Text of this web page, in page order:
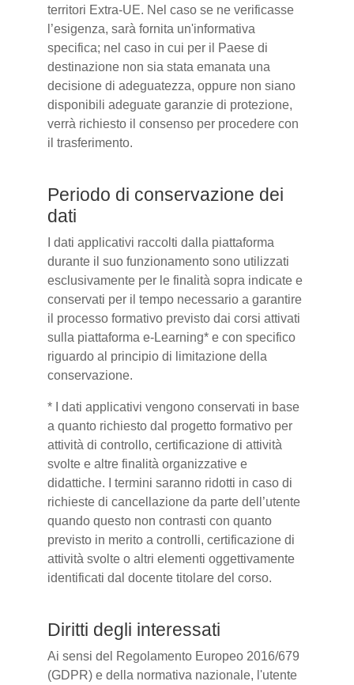
territori Extra-UE. Nel caso se ne verificasse
l’esigenza, sarà fornita un'informativa
specifica; nel caso in cui per il Paese di
destinazione non sia stata emanata una
decisione di adeguatezza, oppure non siano
disponibili adeguate garanzie di protezione,
verrà richiesto il consenso per procedere con
il trasferimento.
Periodo di conservazione dei
dati
I dati applicativi raccolti dalla piattaforma
durante il suo funzionamento sono utilizzati
esclusivamente per le finalità sopra indicate e
conservati per il tempo necessario a garantire
il processo formativo previsto dai corsi attivati
sulla piattaforma e-Learning* e con specifico
riguardo al principio di limitazione della
conservazione.
* I dati applicativi vengono conservati in base
a quanto richiesto dal progetto formativo per
attività di controllo, certificazione di attività
svolte e altre finalità organizzative e
didattiche. I termini saranno ridotti in caso di
richieste di cancellazione da parte dell’utente
quando questo non contrasti con quanto
previsto in merito a controlli, certificazione di
attività svolte o altri elementi oggettivamente
identificati dal docente titolare del corso.
Diritti degli interessati
Ai sensi del Regolamento Europeo 2016/679
(GDPR) e della normativa nazionale, l'utente